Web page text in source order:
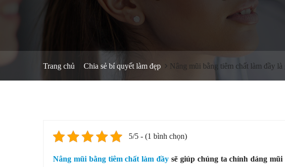
Trang chủ Chia sẻ bí quyết làm đẹp Nâng mũi bằng tiêm chất làm đầy là
5/5 - (1 bình chọn)
Nâng mũi bằng tiêm chất làm đầy sẽ giúp chúng ta chỉnh dáng